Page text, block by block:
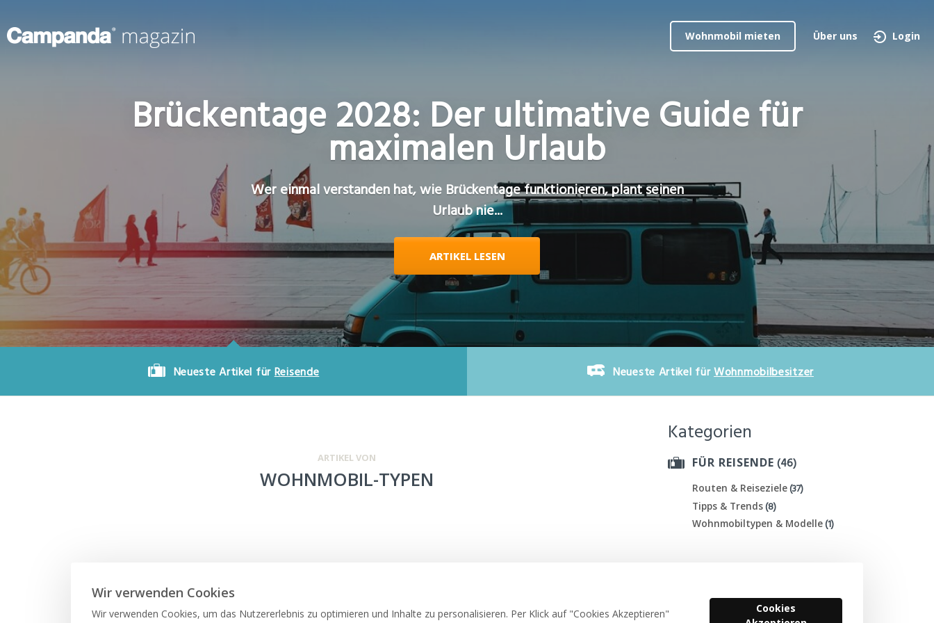
Wohnmobil mieten Über uns Login
Brückentage 2028: Der ultimative Guide für
maximalen Urlaub
Wer einmal verstanden hat, wie Brückentage funktionieren, plant seinen
Urlaub nie...
ARTIKEL LESEN
Neueste Artikel für Reisende Neueste Artikel fürWohnmobilbesitzer
ARTIKEL VON
WOHNMOBIL-TYPEN
Kategorien
FÜR REISENDE (46)
Routen & Reiseziele(37)
Tipps & Trends(8)
Wohnmobiltypen & Modelle(1)
Wir verwenden Cookies
Wir verwenden Cookies, um das Nutzererlebnis zu optimieren und Inhalte zu personalisieren. Per Klick auf "Cookies Akzeptieren"
Cookies